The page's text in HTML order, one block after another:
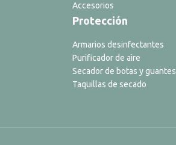
Accesorios
Protección
Armarios desinfectantes
Purificador de aire
Secador de botas y guantes
Taquillas de secado